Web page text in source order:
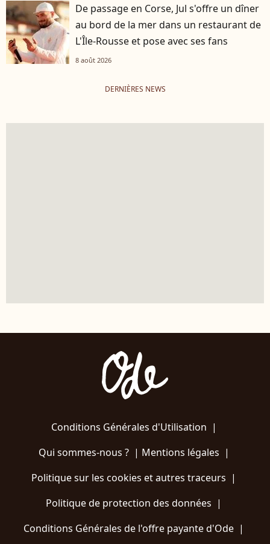
De passage en Corse, Jul s'offre un dîner
au bord de la mer dans un restaurant de
L'Île-Rousse et pose avec ses fans
8 août 2026
DERNIÈRES NEWS
Conditions Générales d'Utilisation |
Qui sommes-nous ?| Mentions légales |
Politique sur les cookies et autres traceurs |
Politique de protection des données |
Conditions Générales de l'offre payante d'Ode |